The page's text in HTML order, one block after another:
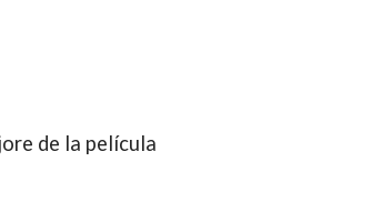
de la película